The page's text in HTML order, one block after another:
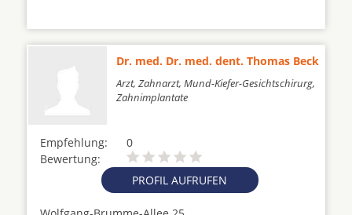
Dr. med. Dr. med. dent. Thomas Beck
Arzt, Zahnarzt, Mund-Kiefer-Gesichtschirurg,
Zahnimplantate
Empfehlung:
0
Bewertung:
PROFIL AUFRUFEN